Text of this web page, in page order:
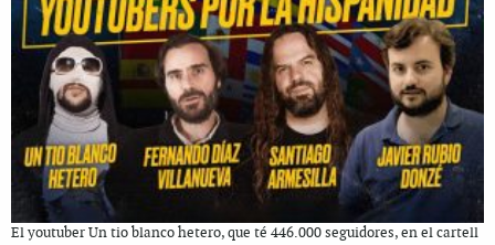
El youtuber Un tio blanco hetero, que té 446.000 seguidores, en el cartell